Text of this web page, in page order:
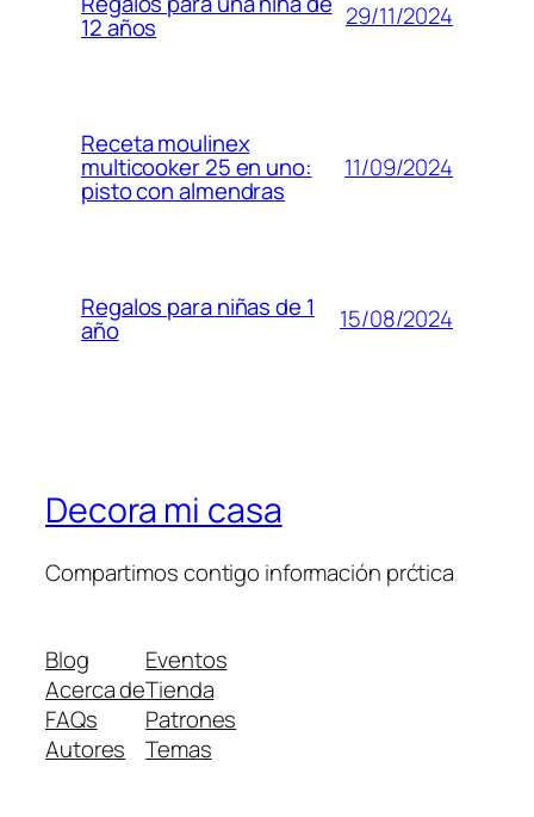
12 años 29/11/2024
Receta moulinex
multicooker 25 en uno:
pisto con almendras
11/09/2024
Regalos para niñas de 1
año 15/08/2024
Decora mi casa
Compartimos contigo información prćtica
Blog
Acerca de
FAQs
Autores
Eventos
Tienda
Patrones
Temas